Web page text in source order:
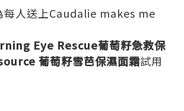
每人送上Caudalie makes me
Eye Rescue葡萄籽急救保
葡萄籽雪芭保濕面霜試用